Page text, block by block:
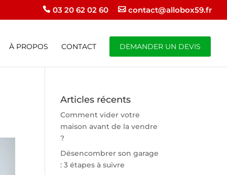
03 20 62 02 60 contact@allobox59.fr
À PROPOS CONTACT DEMANDER UN DEVIS
Articles récents
Comment vider votre
maison avant de la vendre
?
Désencombrer son garage
: 3 étapes à suivre